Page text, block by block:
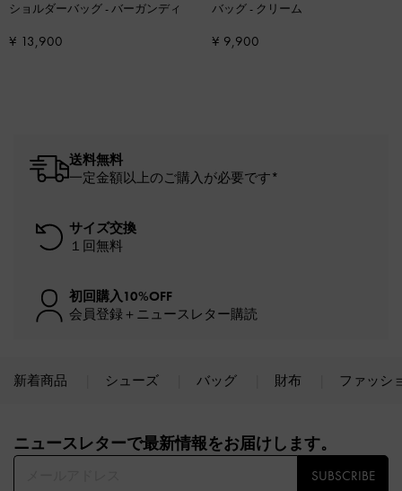
ショルダーバッグ-バーガンディ
¥ 13,900
バッグ- クリーム
¥ 9,900
送料無料
一定金額以上のご購入が必要です*
サイズ交換
１回無料
初回購入10%OFF
会員登録＋ニュースレター購読
新着商品 シューズ バッグ 財布 ファッシ
ニュースレターで最新情報をお届けします。​
SUBSCRIBE